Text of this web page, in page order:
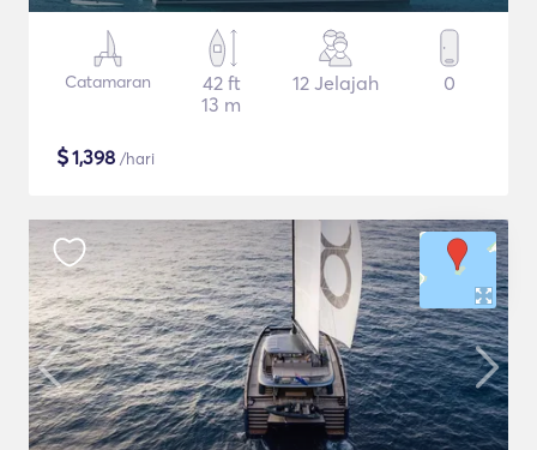
Catamaran
42 ft
13 m
12 Jelajah 0
$1,398 /hari